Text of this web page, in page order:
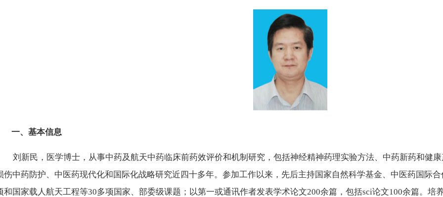
一、基本信息
刘新民，医学博士，从事中药及航天中药临床前药效评价和机制研究，包括神经精神药理实验方法、中药新药和健
伤中药防护、中医药现代化和国际化战略研究近四十多年。参加工作以来，先后主持国家自然科学基金、中医药国际
和国家载人航天工程等30多项国家、部委级课题；以第一或通讯作者发表学术论文200余篇，包括sci论文100余篇。培